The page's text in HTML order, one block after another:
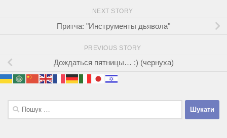
NEXT STORY
Притча: "Инструменты дьявола"
PREVIOUS STORY
Дождаться пятницы… :) (чернуха)
Пошук: